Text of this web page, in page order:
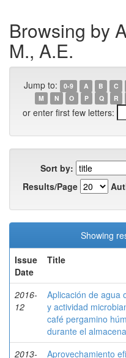
Browsing by
M., A.E.
Jump to: 0-9 A B C
M
N O P Q R
or enter first few letters:
Sort by:
Results/Page
Showing
Issue
Date
Title
2016-
12
Aplicación de agua
y actividad
café pergamino
durante el
2013-
Aprovechamiento